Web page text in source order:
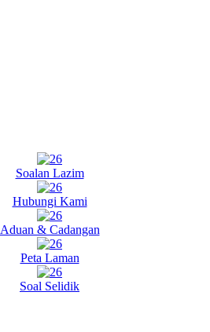
Soalan Lazim
Hubungi Kami
Aduan & Cadangan
Peta Laman
Soal Selidik